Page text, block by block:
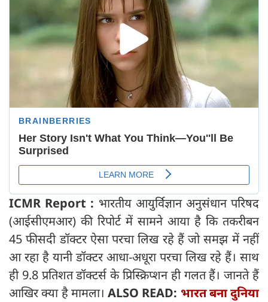
ICMR Report : भारतीय आयुर्विज्ञान अनुसंधान परिषद
(आईसीएमआर) की रिपोर्ट में सामने आया है कि तकरीबन
45 फीसदी डॉक्टर ऐसा परचा लिख रहे हैं जो समझ में नहीं
आ रहा है यानी डॉक्‍टर आधा-अधूरा परचा लिख रहे हैं। साथ
ही 9.8 प्रतिशत डॉक्टर्स के प्रिस्क्रिप्शन ही गलत हैं। जानते हैं
आखिर क्‍या है मामला। ALSO READ: भारत बना दुनिया